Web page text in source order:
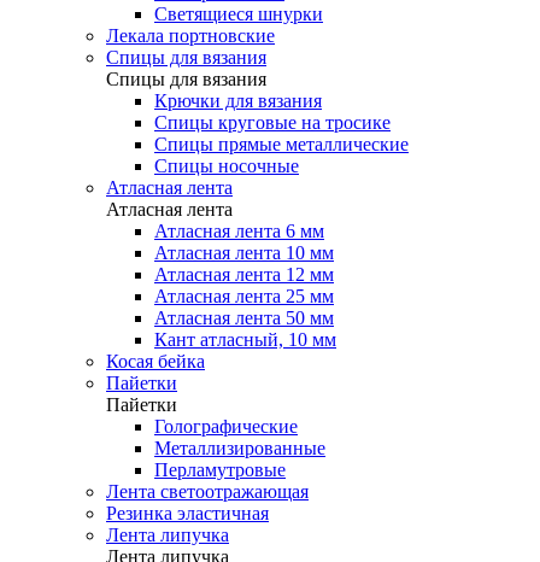
Светящиеся шнурки
Лекала портновские
Спицы для вязания
Спицы для вязания
Крючки для вязания
Спицы круговые на тросике
Спицы прямые металлические
Спицы носочные
Атласная лента
Атласная лента
Атласная лента 6 мм
Атласная лента 10 мм
Атласная лента 12 мм
Атласная лента 25 мм
Атласная лента 50 мм
Кант атласный, 10 мм
Косая бейка
Пайетки
Пайетки
Голографические
Металлизированные
Перламутровые
Лента светоотражающая
Резинка эластичная
Лента липучка
Лента липучка